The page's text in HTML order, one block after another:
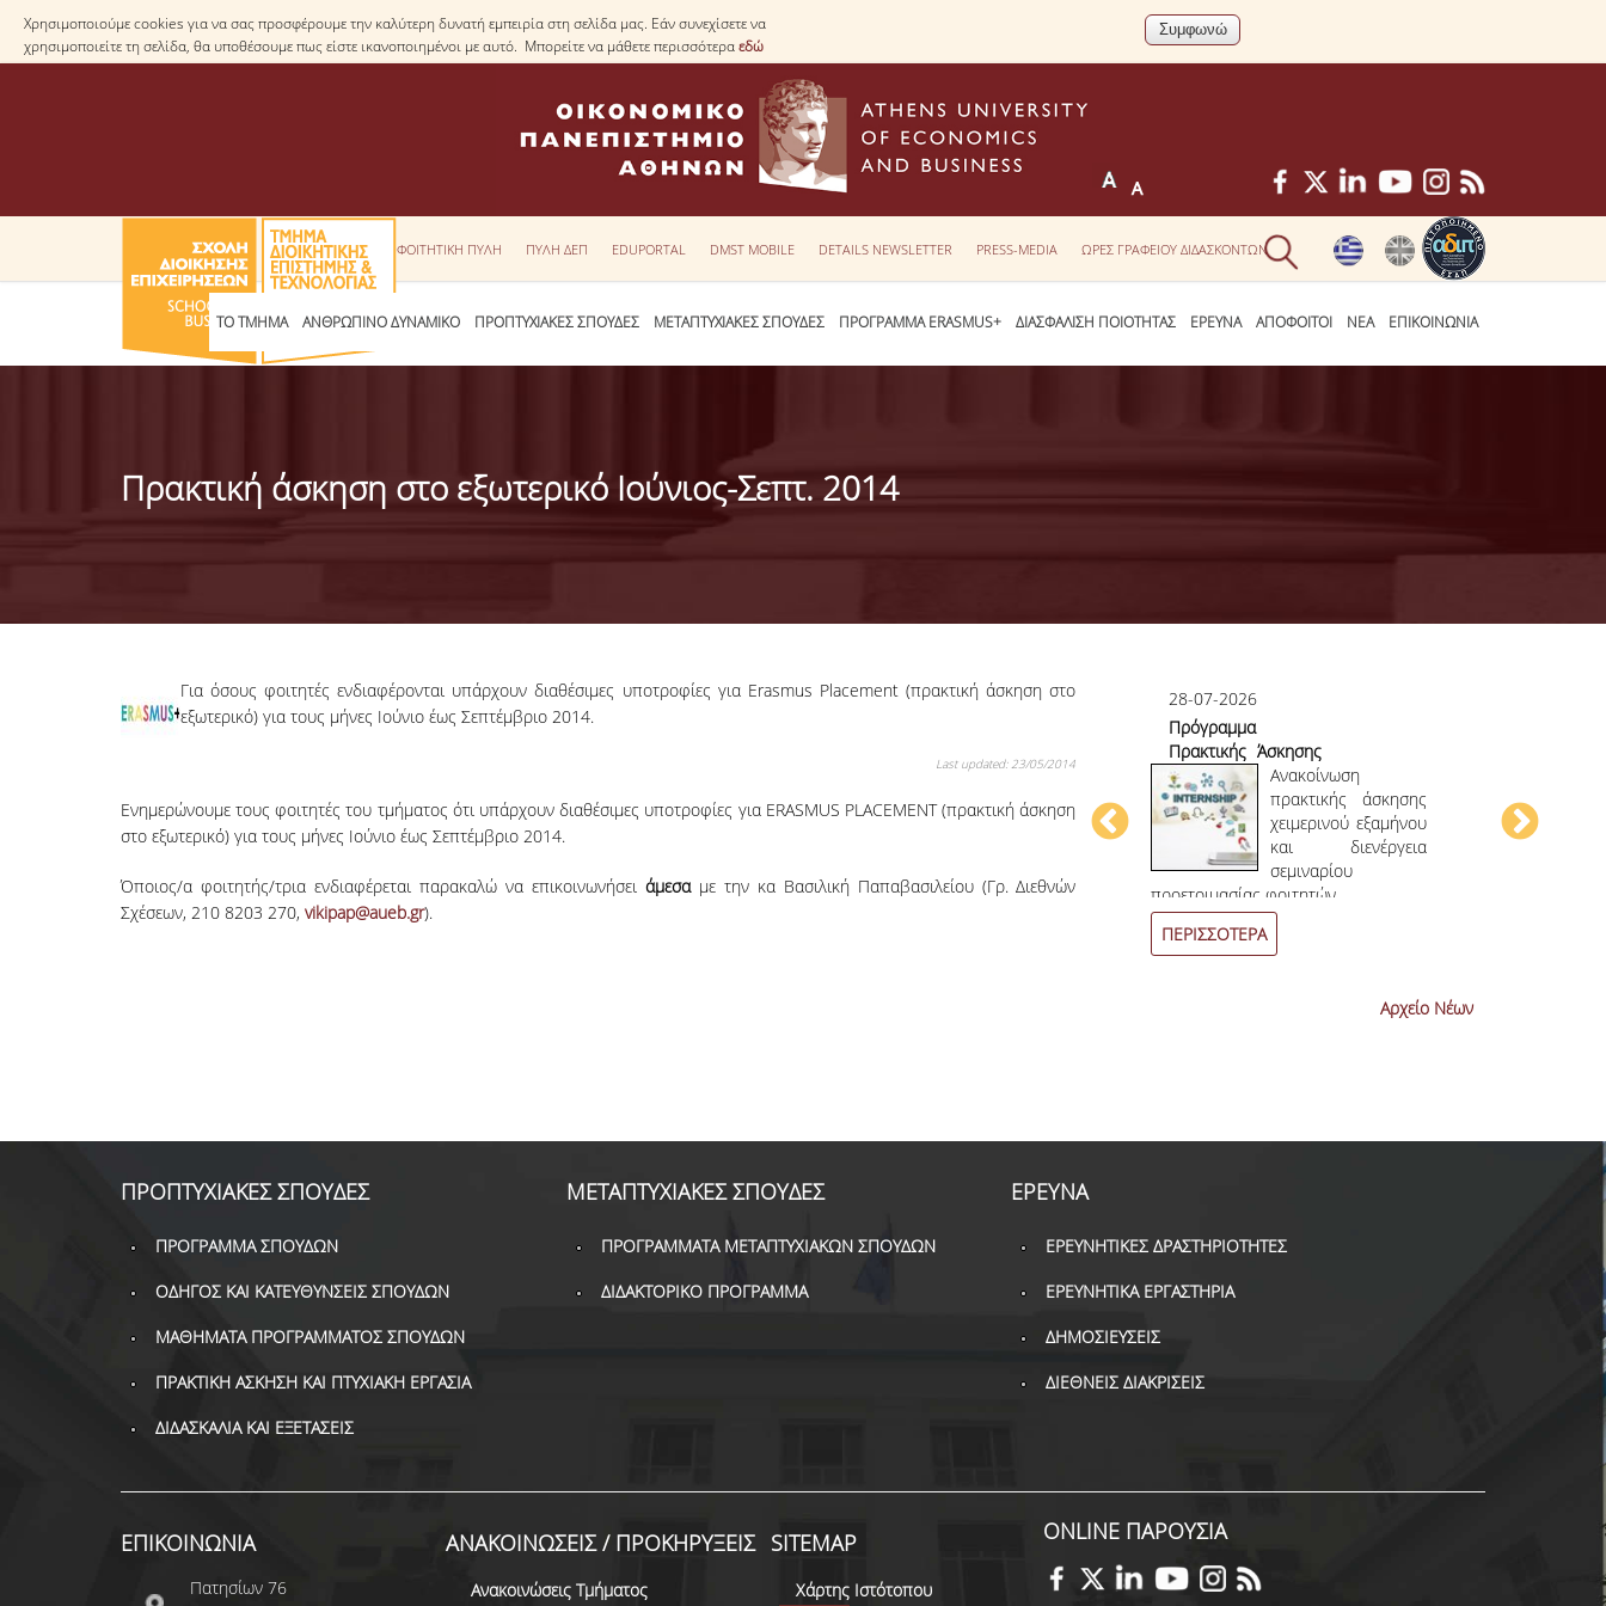
Χρησιμοποιούμε cookies για να σας προσφέρουμε την καλύτερη δυνατή εμπειρία στη σελίδα μας. Εάν συνεχίσετε να
χρησιμοποιείτε τη σελίδα, θα υποθέσουμε πως είστε ικανοποιημένοι με αυτό. Μπορείτε να μάθετε περισσότεραεδώ
ΦΟΙΤΗΤΙΚΗ ΠΥΛΗ ΠΥΛΗ ΔΕΠ EDUPORTAL DMST MOBILE DETAILS NEWSLETTER PRESS-MEDIA ΩΡΕΣ ΓΡΑΦΕΙΟΥ ΔΙΔΑΣΚΟΝΤΩΝ
ΤΟ ΤΜΗΜΑ ΑΝΘΡΩΠΙΝΟ ΔΥΝΑΜΙΚΟ ΠΡΟΠΤΥΧΙΑΚΕΣ ΣΠΟΥΔΕΣ ΜΕΤΑΠΤΥΧΙΑΚΕΣ ΣΠΟΥΔΕΣ ΠΡΟΓΡΑΜΜΑ ERASMUS+ ΔΙΑΣΦΑΛΙΣΗ ΠΟΙΟΤΗΤΑΣ ΕΡΕΥΝΑ ΑΠΟΦΟΙΤΟΙ ΝΕΑ ΕΠΙΚΟΙΝΩΝΙΑ
Πρακτική άσκηση στο εξωτερικό Ιούνιος-Σεπτ. 2014
Για όσους φοιτητές ενδιαφέρονται υπάρχουν διαθέσιμες υποτροφίες για Erasmus Placement (πρακτική άσκηση στο
εξωτερικό) για τους μήνες Ιούνιο έως Σεπτέμβριο 2014.
Last updated: 23/05/2014
Ενημερώνουμε τους φοιτητές του τμήματος ότι υπάρχουν διαθέσιμες υποτροφίες για ERASMUS PLACEMENT (πρακτική άσκηση
στο εξωτερικό) για τους μήνες Ιούνιο έως Σεπτέμβριο 2014.
Όποιος/α φοιτητής/τρια ενδιαφέρεται παρακαλώ να επικοινωνήσει άμεσαμε την κα Bασιλική Παπαβασιλείου (Γρ. Διεθνών
Σχέσεων, 210 8203 270, vikipap@aueb.gr).
18-06-2026
Διατριβών
Η Συνέλευση του
Τμήματος ΔΕΤ του
ΟΠΑ, αποφάσισε την
διδακτόρων.
28-07-2026
Πρόγραμμα
Πρακτικής Άσκησης
Χειμερινού
Εξαμήνου 2026-
2027
Ανακοίνωση
πρακτικής άσκησης
χειμερινού εξαμήνου
και διενέργεια
σεμιναρίου
προετοιμασίας φοιτητών.
ΠΕΡΙΣΣΟΤΕΡΑ
Αρχείο Νέων
ΠΡΟΠΤΥΧΙΑΚΕΣ ΣΠΟΥΔΕΣ
ΠΡΟΓΡΑΜΜΑ ΣΠΟΥΔΩΝ
ΟΔΗΓΟΣ ΚΑΙ ΚΑΤΕΥΘΥΝΣΕΙΣ ΣΠΟΥΔΩΝ
ΜΑΘΗΜΑΤΑ ΠΡΟΓΡΑΜΜΑΤΟΣ ΣΠΟΥΔΩΝ
ΠΡΑΚΤΙΚΗ ΑΣΚΗΣΗ ΚΑΙ ΠΤΥΧΙΑΚΗ ΕΡΓΑΣΙΑ
ΔΙΔΑΣΚΑΛΙΑ ΚΑΙ ΕΞΕΤΑΣΕΙΣ
ΜΕΤΑΠΤΥΧΙΑΚΕΣ ΣΠΟΥΔΕΣ
ΠΡΟΓΡΑΜΜΑΤΑ ΜΕΤΑΠΤΥΧΙΑΚΩΝ ΣΠΟΥΔΩΝ
ΔΙΔΑΚΤΟΡΙΚΟ ΠΡΟΓΡΑΜΜΑ
ΕΡΕΥΝΑ
ΕΡΕΥΝΗΤΙΚΕΣ ΔΡΑΣΤΗΡΙΟΤΗΤΕΣ
ΕΡΕΥΝΗΤΙΚΑ ΕΡΓΑΣΤΗΡΙΑ
ΔΗΜΟΣΙΕΥΣΕΙΣ
ΔΙΕΘΝΕΙΣ ΔΙΑΚΡΙΣΕΙΣ
ΕΠΙΚΟΙΝΩΝΙΑ
Πατησίων 76
ΑΝΑΚΟΙΝΩΣΕΙΣ / ΠΡΟΚΗΡΥΞΕΙΣ
Ανακοινώσεις Τμήματος
SITEMAP
Χάρτης Ιστότοπου
ONLINE ΠΑΡΟΥΣΙΑ